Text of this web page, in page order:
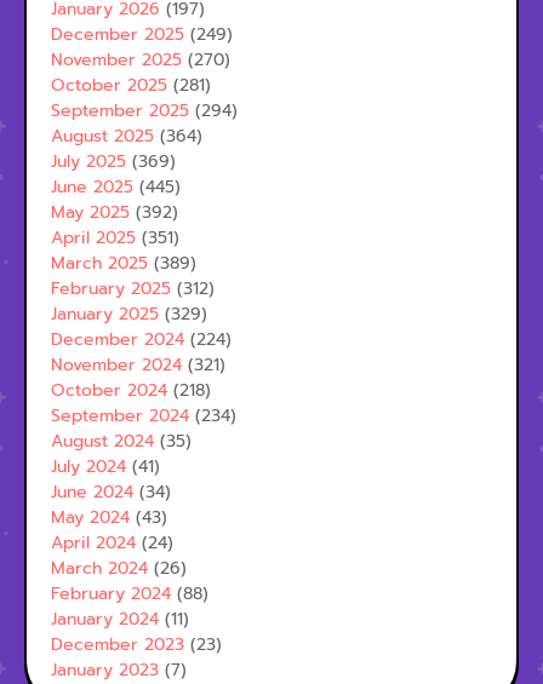
January 2026 (197)
December 2025 (249)
November 2025 (270)
October 2025 (281)
September 2025 (294)
August 2025 (364)
July 2025 (369)
June 2025 (445)
May 2025 (392)
April 2025 (351)
March 2025 (389)
February 2025 (312)
January 2025 (329)
December 2024 (224)
November 2024 (321)
October 2024 (218)
September 2024 (234)
August 2024 (35)
July 2024 (41)
June 2024 (34)
May 2024 (43)
April 2024 (24)
March 2024 (26)
February 2024 (88)
January 2024 (11)
December 2023 (23)
January 2023 (7)